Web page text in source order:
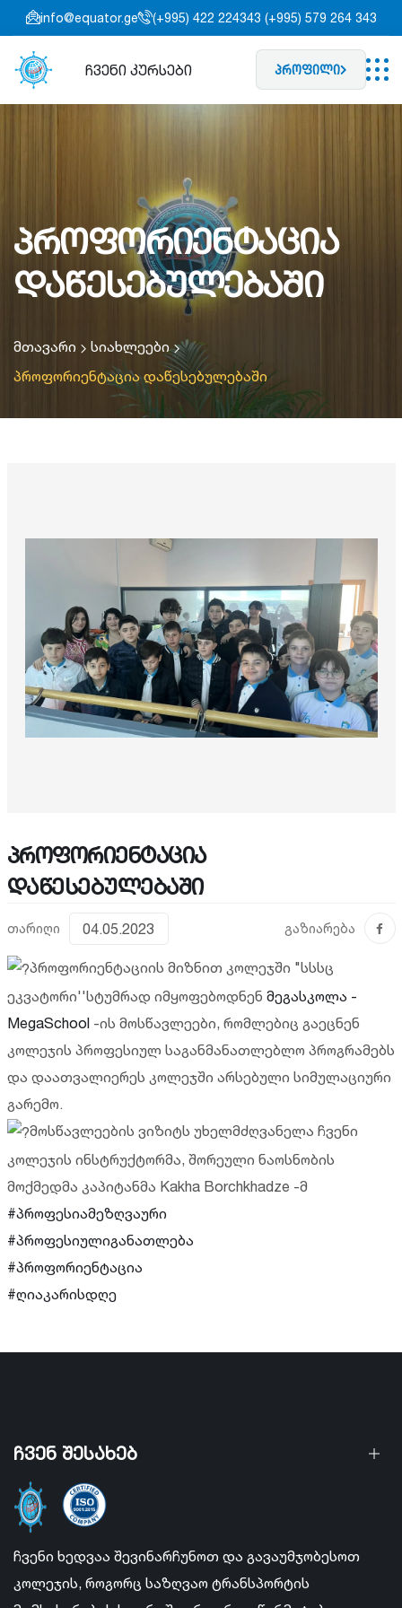
info@equator.ge (+995) 422 224343 (+995) 579 264 343
ჩვენი კურსები პროფილი
პროფორიენტაცია
დაწესებულებაში
მთავარი
სიახლეები
პროფორიენტაცია დაწესებულებაში
პროფორიენტაცია
დაწესებულებაში
თარიღი 04.05.2023 გაზიარება
პროფორიენტაციის მიზნით კოლეჯში "სსსც
ეკვატორი''სტუმრად იმყოფებოდნენ მეგასკოლა -
MegaSchool-ის მოსწავლეები, რომლებიც გაეცნენ
კოლეჯის პროფესიულ საგანმანათლებლო პროგრამებს
და დაათვალიერეს კოლეჯში არსებული სიმულაციური
გარემო.
მოსწავლეების ვიზიტს უხელმძღვანელა ჩვენი
კოლეჯის ინსტრუქტორმა, შორეული ნაოსნობის
მოქმედმა კაპიტანმა Kakha Borchkhadze -მ
#პროფესიამეზღვაური
#პროფესიულიგანათლება
#პროფორიენტაცია
#ღიაკარისდღე
ჩვენ შესახებ
ჩვენი ხედვაა შევინარჩუნოთ და გავაუმჯობესოთ
კოლეჯის, როგორც საზღვაო ტრანსპორტის